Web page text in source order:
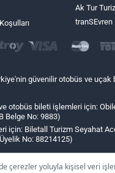
çerezler yoluyla kişisel veri
Ak Tur
tranSEvren
güvenilir otobüs ve uçak
otobüs bileti işlemleri için:
Belge No: 9883)
için: Biletall Turizm Seyahat
No: 88214125)